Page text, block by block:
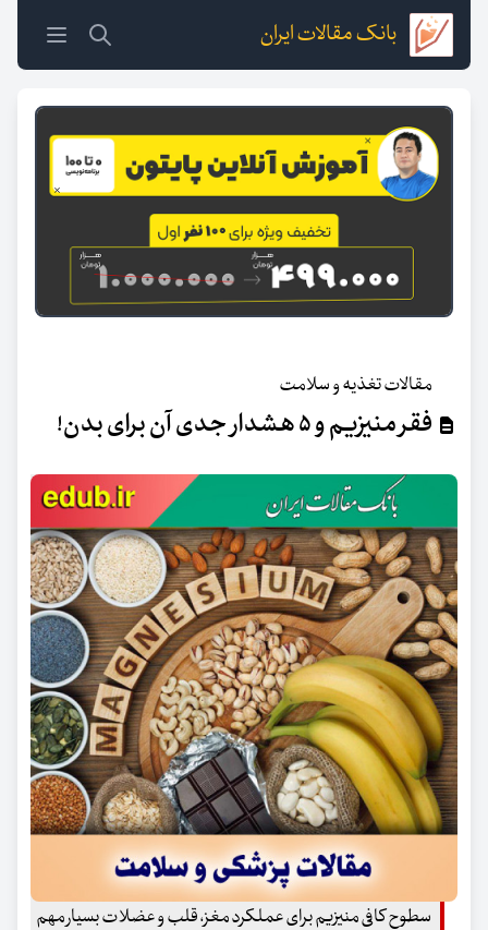
بانک مقالات ایران
مقالات تغذیه و سلامت
فقر منیزیم و ۵ هشدار جدی آن برای بدن!
سطوح کافی منیزیم برای عملکرد مغز، قلب و عضلات بسیار مهم